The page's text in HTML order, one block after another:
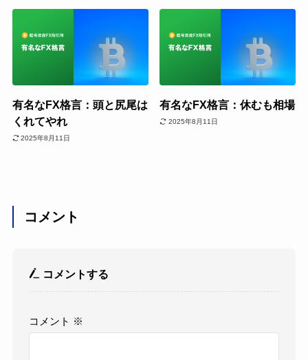
有名なFX格言：頭と尻尾は
くれてやれ
2025年8月11日
有名なFX格言：休むも相場
2025年8月11日
コメント
コメントする
コメント ※